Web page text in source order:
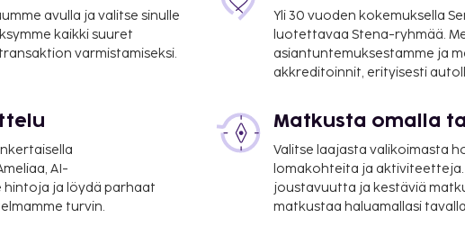
/ 6,6 mi
mi
ja
hoitoihin kuuluvat
avulla ja valitse sinulle
kaikki suuret
varmistamiseksi.
Yli 30 vuoden kokemuksella
luotettavaa Stena-ryhmää.
asiantuntemuksestamme ja
akkreditoinnit, erityisesti
AI-
ja löydä parhaat
turvin.
Matkusta omalla
Valitse laajasta valikoimasta
lomakohteita ja
joustavuutta ja kestäviä
matkustaa haluamallasi